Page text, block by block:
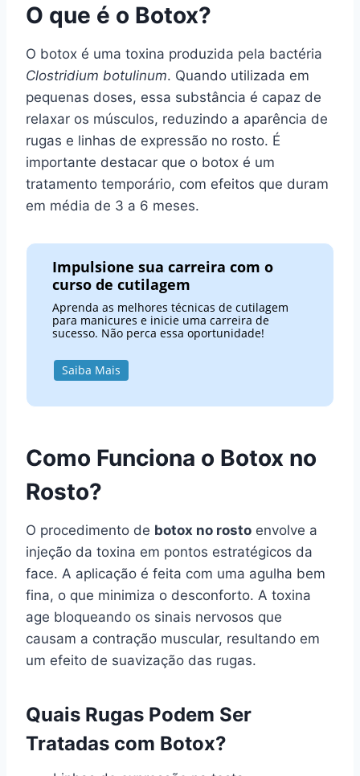
O que é o Botox?
O botox é uma toxina produzida pela bactéria
Clostridium botulinum. Quando utilizada em
pequenas doses, essa substância é capaz de
relaxar os músculos, reduzindo a aparência de
rugas e linhas de expressão no rosto. É
importante destacar que o botox é um
tratamento temporário, com efeitos que duram
em média de 3 a 6 meses.
Impulsione sua carreira com o
curso de cutilagem
Aprenda as melhores técnicas de cutilagem
para manicures e inicie uma carreira de
sucesso. Não perca essa oportunidade!
Saiba Mais
Como Funciona o Botox no
Rosto?
O procedimento de botox no rosto envolve a
injeção da toxina em pontos estratégicos da
face. A aplicação é feita com uma agulha bem
fina, o que minimiza o desconforto. A toxina
age bloqueando os sinais nervosos que
causam a contração muscular, resultando em
um efeito de suavização das rugas.
Quais Rugas Podem Ser
Tratadas com Botox?